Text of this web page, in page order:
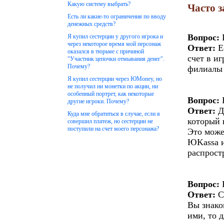
Часто
Вопрос:
Ответ:
счет в
филиалы
Вопрос:
Ответ:
который
Это
ЮKassa
Вопрос:
Ответ:
Вы
ими, то
Какую систему выбрать?
Есть ли какие-то ограничения по вводу
денежных средств?
Я купил сестерции у другого игрока и
через некоторое время мой персонаж
оказался в тюрьме с причиной
"Участник цепочки отмывания денег".
Почему?
Я купил сестерции через ЮMoney, но
не получил ни монетки по акции, ни
особенный портрет, как некоторые
другие игроки. Почему?
Куда мне обратиться в случае, если я
совершил платеж, но сестерции не
поступили на счет моего персонажа?